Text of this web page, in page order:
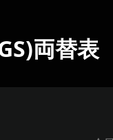
両替表